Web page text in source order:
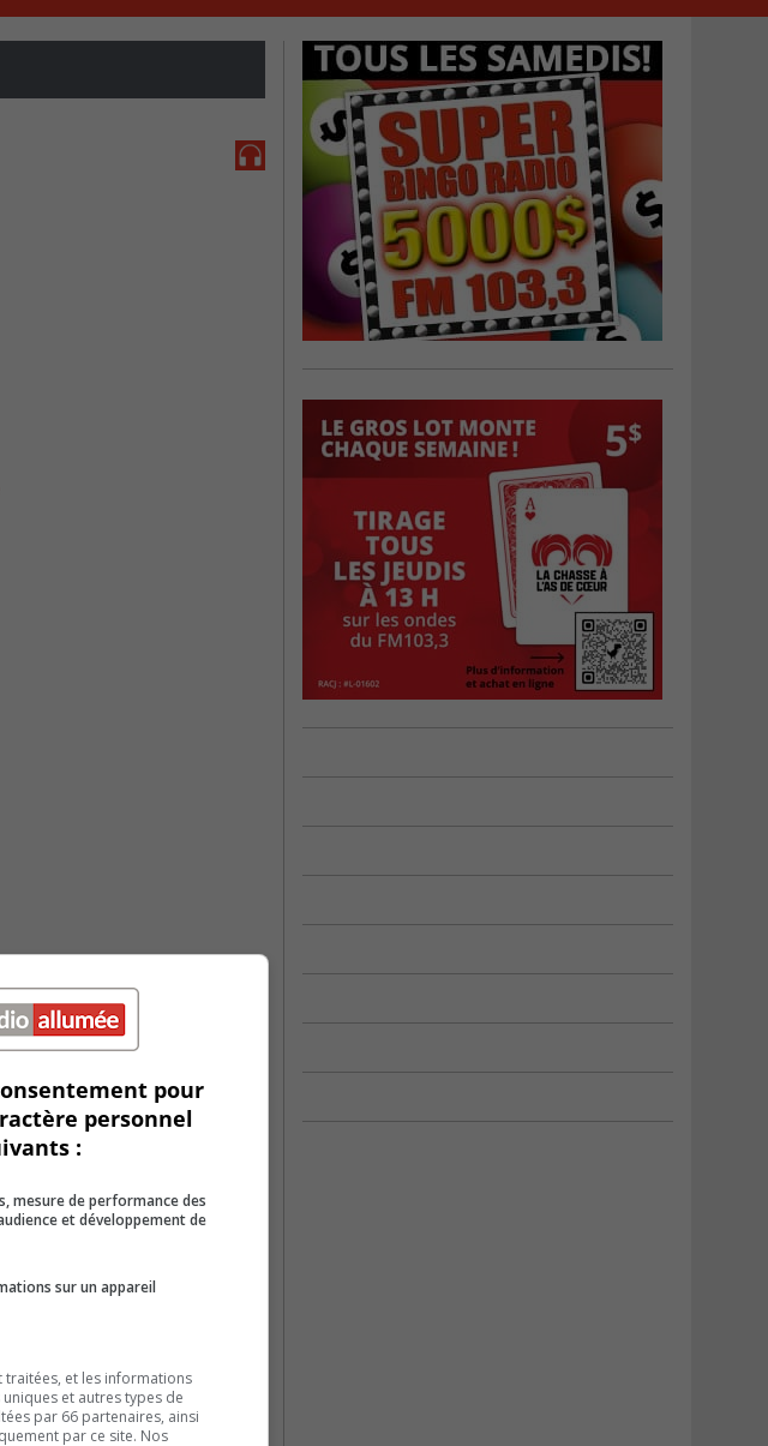
pour
personnel
:
mesure de performance des
et développement de
sur un appareil
et les informations
et autres types de
par 66 partenaires, ainsi
par ce site. Nos